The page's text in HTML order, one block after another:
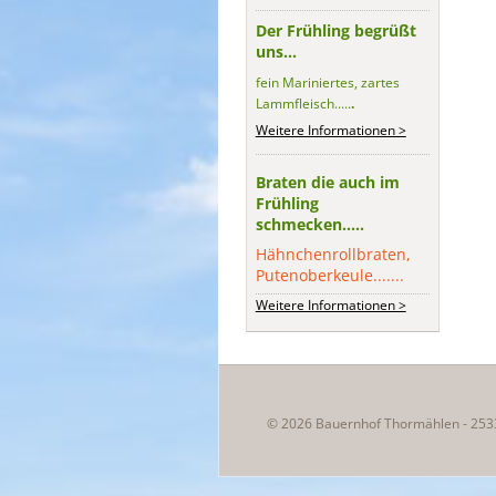
Der Frühling begrüßt
uns...
fein Mariniertes, zartes
Lammfleisch......
Weitere Informationen >
Braten die auch im
Frühling
schmecken.....
Hähnchenrollbraten,
Putenoberkeule.......
Weitere Informationen >
© 2026 Bauernhof Thormählen -